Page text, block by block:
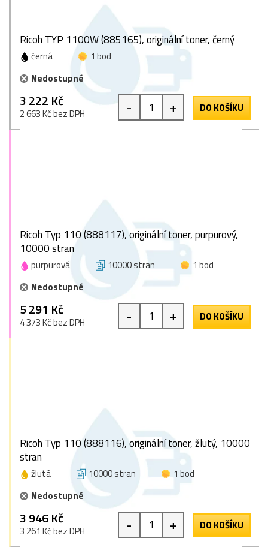
Ricoh TYP 1100W (885165), originální toner, černý
černá
1 bod
Nedostupné
3 222 Kč
2 663 Kč bez DPH - + DO KOŠÍKU
Ricoh Typ 110 (888117), originální toner, purpurový,
10000 stran
purpurová 10000 stran
1 bod
Nedostupné
5 291 Kč
4 373 Kč bez DPH - + DO KOŠÍKU
Ricoh Typ 110 (888116), originální toner, žlutý, 10000
stran
žlutá 10000 stran
1 bod
Nedostupné
3 946 Kč
3 261 Kč bez DPH - + DO KOŠÍKU